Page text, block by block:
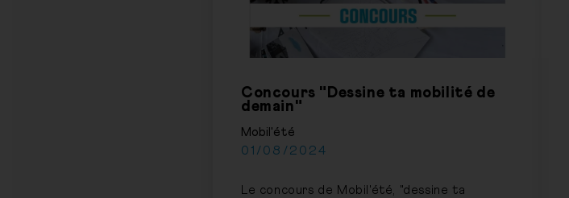
Concours "Dessine ta mobilité de
demain"
Mobil'été
01/08/2024
Le concours de Mobil'été, "dessine ta